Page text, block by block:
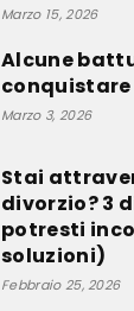
Marzo 15, 2026
Alcune
Marzo 3, 2026
Stai
divorzio? 3
potresti
soluzioni)
Febbraio 25, 2026